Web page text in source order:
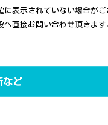
表示されていない場合がご
へ直接お問い合わせ頂きま
など